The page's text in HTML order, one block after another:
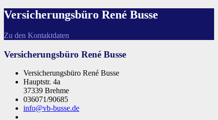
Versicherungsbüro René Busse
Zu den Kontaktdaten
Versicherungsbüro René Busse
Versicherungsbüro René Busse
Hauptstr. 4a
37339 Brehme
036071/90685
info@vb-busse.de